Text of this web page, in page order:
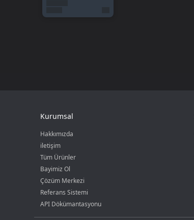
Kurumsal
Hakkımızda
iletişim
Tüm Ürünler
Bayimiz Ol
Çözüm Merkezi
Referans Sistemi
API Dökümantasyonu